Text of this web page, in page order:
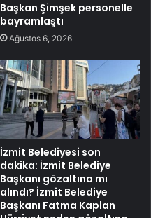
Başkan Şimşek personelle
bayramlaştı
Ağustos 6, 2026
İzmit Belediyesi son
dakika: İzmit Belediye
Başkanı gözaltına mı
alındı? İzmit Belediye
Başkanı Fatma Kaplan